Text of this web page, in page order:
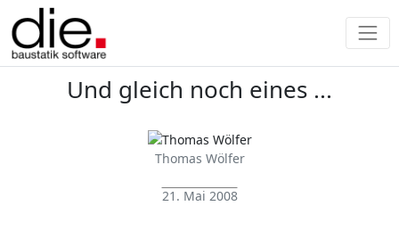
Und gleich noch eines ...
Thomas Wölfer
21. Mai 2008